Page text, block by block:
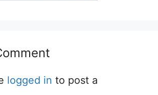
logged in to post a